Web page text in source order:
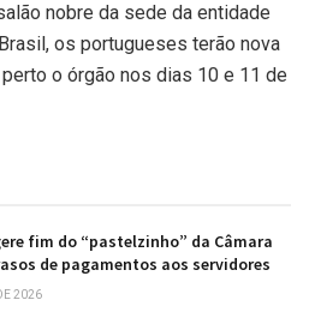
nobre da sede da entidade
os portugueses terão nova
o órgão nos dias 10 e 11 de
fim do “pastelzinho” da Câmara
de pagamentos aos servidores
2026